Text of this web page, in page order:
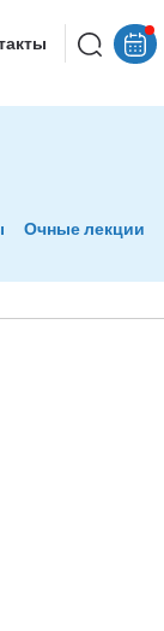
Очные лекции